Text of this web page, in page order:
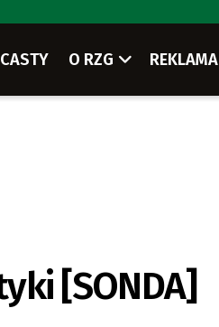
O RZG REKLAMA
[SONDA]